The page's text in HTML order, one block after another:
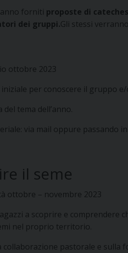
forniti proposte di
dei gruppi.Gli stessi
ottobre 2023
per conoscere il gruppo
tema dell’anno.
via mail oppure passando
il seme
ottobre – novembre 2023
a scoprire e comprendere
nel proprio territorio.
collaborazione pastorale e sulla